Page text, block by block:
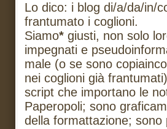
Lo dico: i blog di/a/da/in/
frantumato i coglioni.
Siamo* giusti, non solo
impegnati e
male (o se sono
nei coglioni già
script che importano le
Paperopoli; sono
della formattazione;